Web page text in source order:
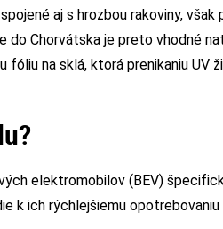
aj s hrozbou rakoviny, však
do Chorvátska je preto vhodné
na sklá, ktorá prenikaniu UV
elektromobilov (BEV)
k ich rýchlejšiemu opotrebovaniu